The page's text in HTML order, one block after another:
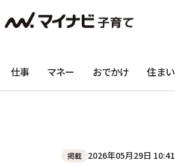
仕事 マネー おでかけ 住まい
掲載 2026年05月29日 10:41